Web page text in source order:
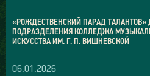
«РОЖДЕСТВЕНСКИЙ ПАРАД
ПОДРАЗДЕЛЕНИЯ КОЛЛЕДЖА
ИСКУССТВА ИМ. Г. П. ВИШНЕВСКОЙ
06.01.2026